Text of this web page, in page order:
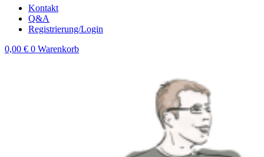
Kontakt
Q&A
Registrierung/Login
0,00 € 0 Warenkorb